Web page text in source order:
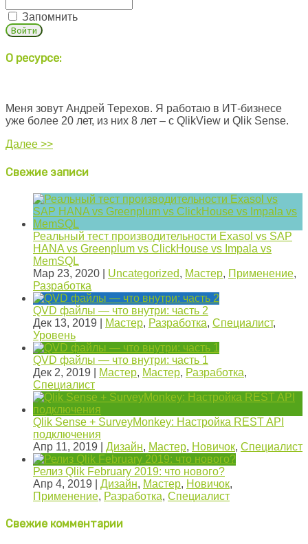
Запомнить
О ресурсе:
Меня зовут Андрей Терехов. Я работаю в ИТ-бизнесе
уже более 20 лет, из них 8 лет – с QlikView и Qlik Sense.
Далее >>
Свежие записи
Реальный тест производительности Exasol vs SAP
HANA vs Greenplum vs ClickHouse vs Impala vs
MemSQL
Мар 23, 2020
Uncategorized, Мастер, Применение,
Разработка
QVD файлы — что внутри: часть 2
Дек 13, 2019
Мастер, Разработка, Специалист,
Уровень
QVD файлы — что внутри: часть 1
Дек 2, 2019
Мастер, Мастер, Разработка,
Специалист
Qlik Sense + SurveyMonkey: Настройка REST API
подключения
Апр 11, 2019
Дизайн, Мастер, Новичок, Специалист
Релиз Qlik February 2019: что нового?
Апр 4, 2019
Дизайн, Мастер, Новичок,
Применение, Разработка, Специалист
Свежие комментарии